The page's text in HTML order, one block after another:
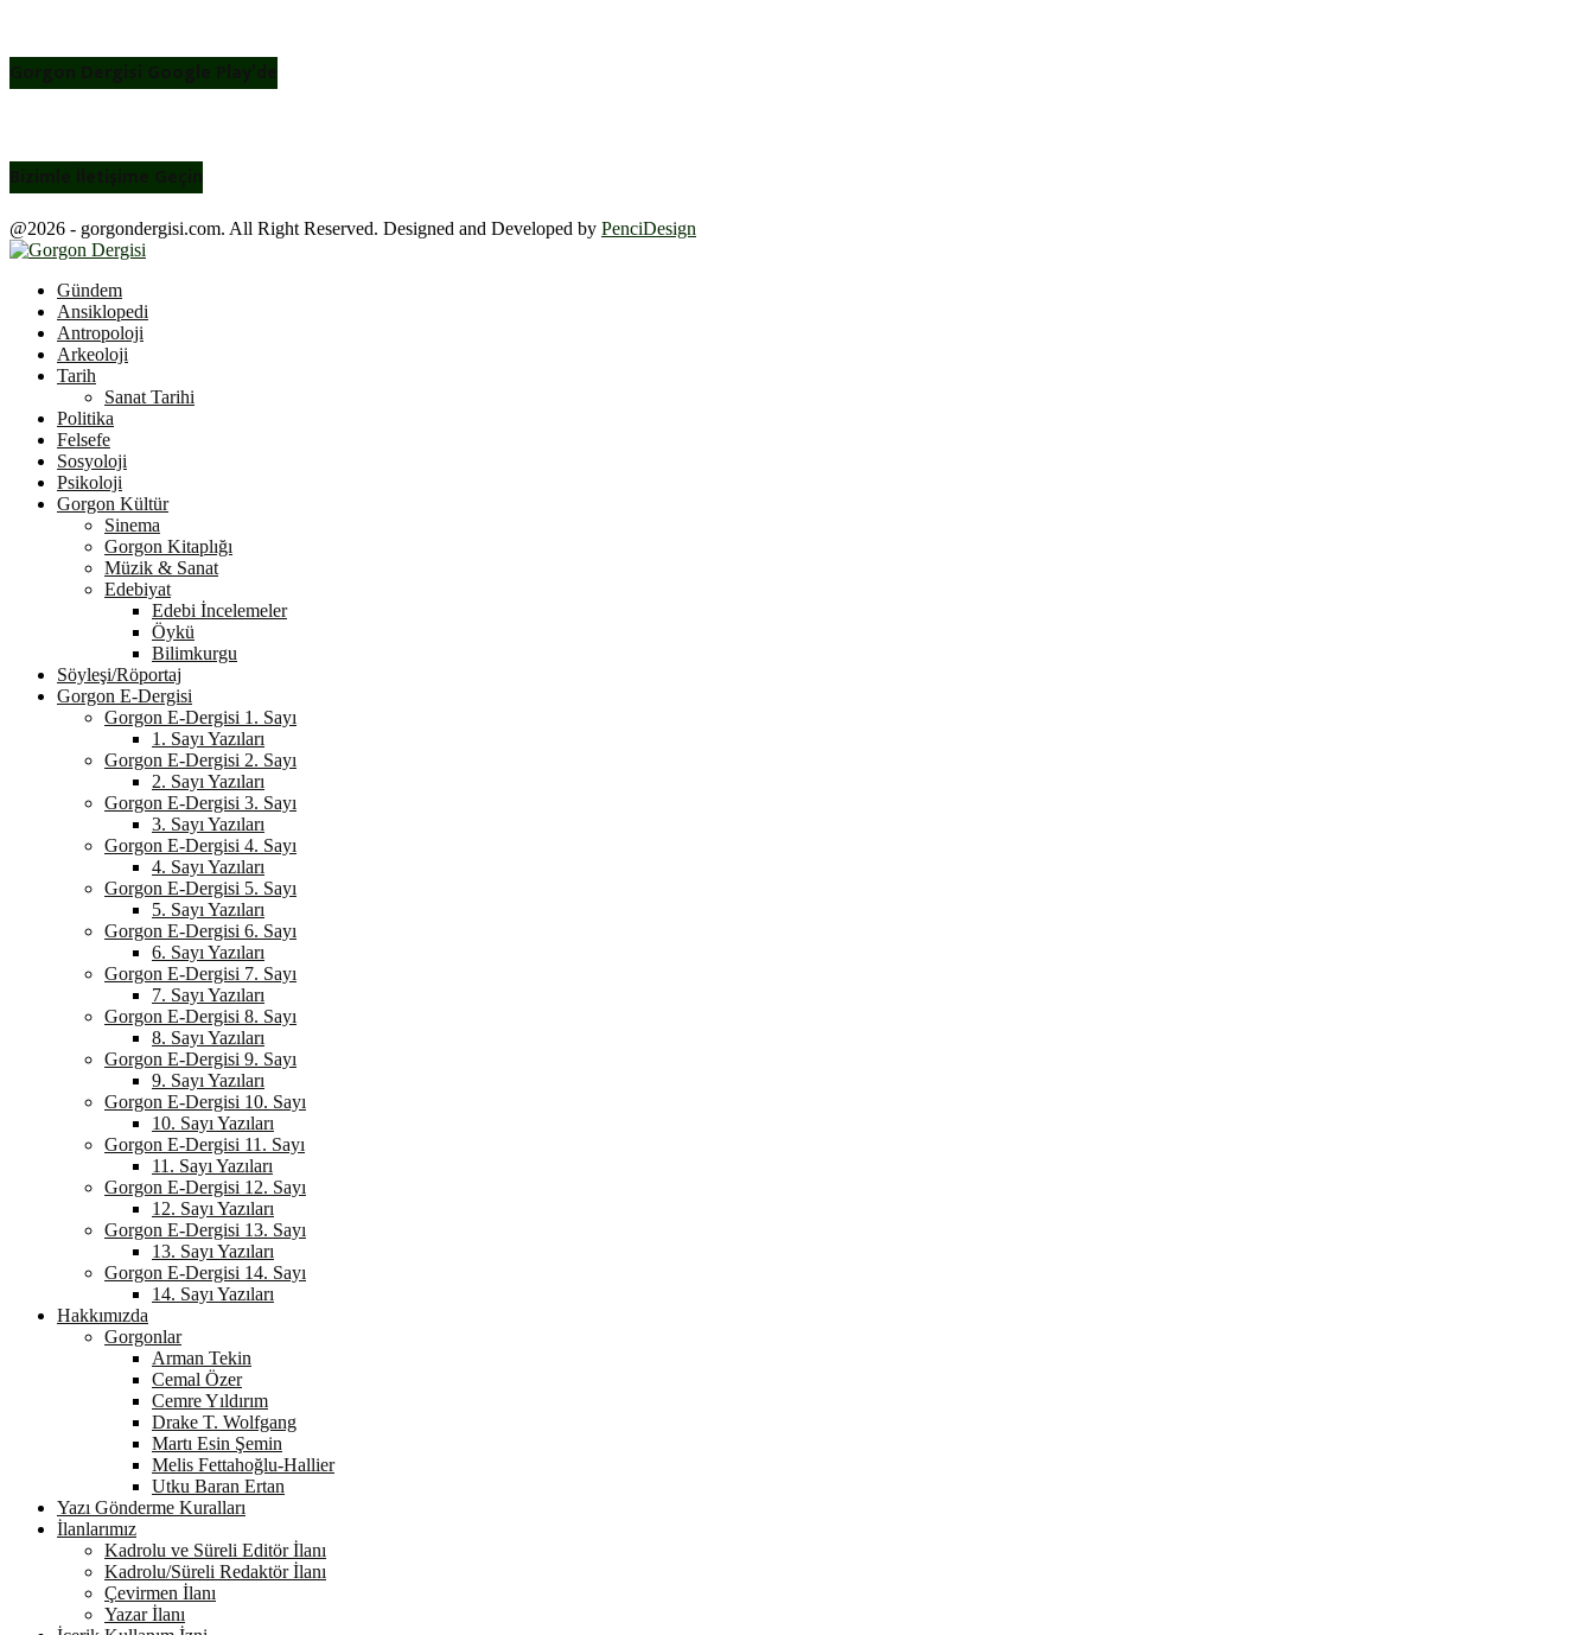
Gorgon Dergisi Google Play’de
Bizimle İletişime Geçin
@2026 - gorgondergisi.com. All Right Reserved. Designed and Developed by PenciDesign
Gündem
Ansiklopedi
Antropoloji
Arkeoloji
Tarih
Sanat Tarihi
Politika
Felsefe
Sosyoloji
Psikoloji
Gorgon Kültür
Sinema
Gorgon Kitaplığı
Müzik & Sanat
Edebiyat
Edebi İncelemeler
Öykü
Bilimkurgu
Söyleşi/Röportaj
Gorgon E-Dergisi
Gorgon E-Dergisi 1. Sayı
1. Sayı Yazıları
Gorgon E-Dergisi 2. Sayı
2. Sayı Yazıları
Gorgon E-Dergisi 3. Sayı
3. Sayı Yazıları
Gorgon E-Dergisi 4. Sayı
4. Sayı Yazıları
Gorgon E-Dergisi 5. Sayı
5. Sayı Yazıları
Gorgon E-Dergisi 6. Sayı
6. Sayı Yazıları
Gorgon E-Dergisi 7. Sayı
7. Sayı Yazıları
Gorgon E-Dergisi 8. Sayı
8. Sayı Yazıları
Gorgon E-Dergisi 9. Sayı
9. Sayı Yazıları
Gorgon E-Dergisi 10. Sayı
10. Sayı Yazıları
Gorgon E-Dergisi 11. Sayı
11. Sayı Yazıları
Gorgon E-Dergisi 12. Sayı
12. Sayı Yazıları
Gorgon E-Dergisi 13. Sayı
13. Sayı Yazıları
Gorgon E-Dergisi 14. Sayı
14. Sayı Yazıları
Hakkımızda
Gorgonlar
Arman Tekin
Cemal Özer
Cemre Yıldırım
Drake T. Wolfgang
Martı Esin Şemin
Melis Fettahoğlu-Hallier
Utku Baran Ertan
Yazı Gönderme Kuralları
İlanlarımız
Kadrolu ve Süreli Editör İlanı
Kadrolu/Süreli Redaktör İlanı
Çevirmen İlanı
Yazar İlanı